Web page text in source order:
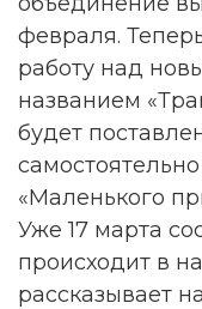
февраля.
работу над
названием
будет
«Маленького
Уже 17 марта
происходит в
рассказывает